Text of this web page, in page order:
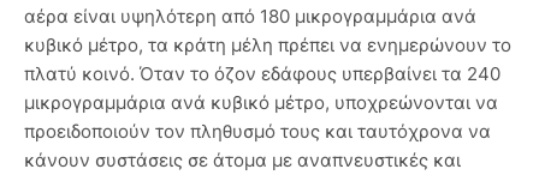
αέρα είναι υψηλότερη από 180 μικρογραμμάρια ανά
κυβικό μέτρο, τα κράτη μέλη πρέπει να ενημερώνουν το
πλατύ κοινό. Όταν το όζον εδάφους υπερβαίνει τα 240
μικρογραμμάρια ανά κυβικό μέτρο, υποχρεώνονται να
προειδοποιούν τον πληθυσμό τους και ταυτόχρονα να
κάνουν συστάσεις σε άτομα με αναπνευστικές και